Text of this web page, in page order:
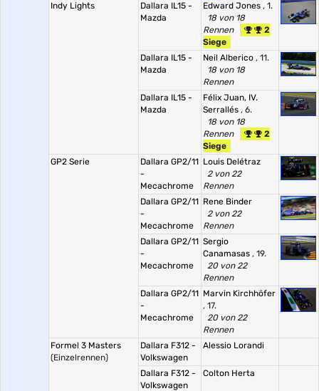
Indy Lights
Dallara IL15 -
Mazda
Edward Jones , 1.
18 von 18
Rennen
2
Siege
Dallara IL15 -
Mazda
Neil Alberico , 11.
18 von 18
Rennen
Dallara IL15 -
Mazda
Félix Juan, IV.
Serrallés , 6.
18 von 18
Rennen
2
Siege
GP2 Serie
Dallara GP2/11
-
Mecachrome
Louis Delétraz
2 von 22
Rennen
Dallara GP2/11
-
Mecachrome
Rene Binder
2 von 22
Rennen
Dallara GP2/11
-
Mecachrome
Sergio
Canamasas , 19.
20 von 22
Rennen
Dallara GP2/11
-
Mecachrome
Marvin Kirchhöfer
, 17.
20 von 22
Rennen
Formel 3 Masters
(Einzelrennen)
Dallara F312 -
Volkswagen
Alessio Lorandi
Dallara F312 -
Volkswagen
Colton Herta